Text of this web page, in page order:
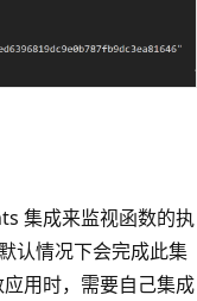
集成来监视函数的执
认情况下会完成此集
用时，需要自己集成